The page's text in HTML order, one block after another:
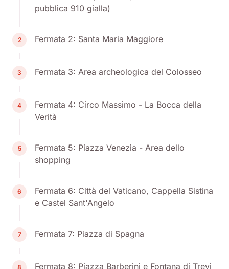
pubblica 910 gialla)
2 Fermata 2: Santa Maria Maggiore
3 Fermata 3: Area archeologica del Colosseo
4
Fermata 4: Circo Massimo - La Bocca della
Verità
5
Fermata 5: Piazza Venezia - Area dello
shopping
6
Fermata 6: Città del Vaticano, Cappella Sistina
e Castel Sant'Angelo
7 Fermata 7: Piazza di Spagna
8 Fermata 8: Piazza Barberini e Fontana di Trevi